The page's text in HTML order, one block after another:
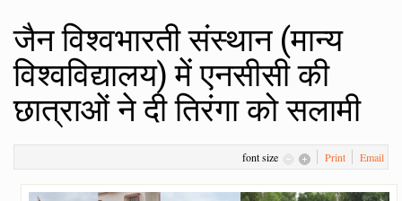
जैन विश्वभारती संस्थान (मान्य
विश्वविद्यालय) में एनसीसी की
छात्राओं ने दी तिरंगा को सलामी
font size Print Email